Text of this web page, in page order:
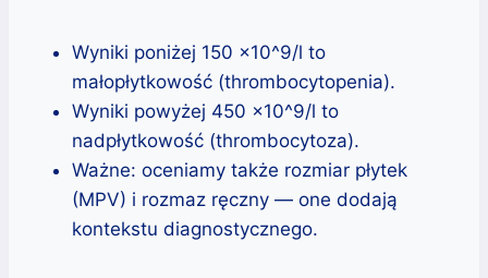
Wyniki poniżej 150 x10^9/l to
małopłytkowość (thrombocytopenia).
Wyniki powyżej 450 x10^9/l to
nadpłytkowość (thrombocytoza).
Ważne: oceniamy także rozmiar płytek
(MPV) i rozmaz ręczny — one dodają
kontekstu diagnostycznego.